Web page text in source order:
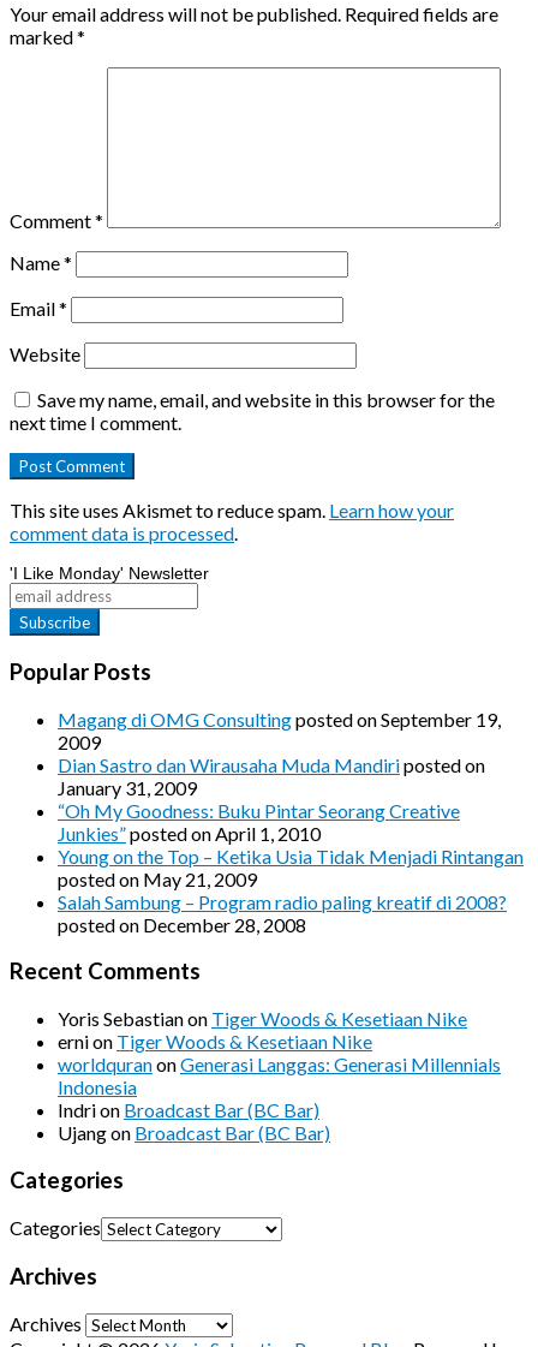
Your email address will not be published. Required fields are
marked*
Comment*
Name*
Email*
Website
Save my name, email, and website in this browser for the
next time I comment.
This site uses Akismet to reduce spam. Learn how your
comment data is processed.
'I Like Monday' Newsletter
Popular Posts
Magang di OMG Consultingposted on September 19,
2009
Dian Sastro dan Wirausaha Muda Mandiriposted on
January 31, 2009
“Oh My Goodness: Buku Pintar Seorang Creative
Junkies”posted on April 1, 2010
Young on the Top – Ketika Usia Tidak Menjadi Rintangan
posted on May 21, 2009
Salah Sambung – Program radio paling kreatif di 2008?
posted on December 28, 2008
Recent Comments
Yoris Sebastianon Tiger Woods & Kesetiaan Nike
ernion Tiger Woods & Kesetiaan Nike
worldquranonGenerasi Langgas: Generasi Millennials
Indonesia
Indrion Broadcast Bar (BC Bar)
Ujangon Broadcast Bar (BC Bar)
Categories
Categories
Archives
Archives